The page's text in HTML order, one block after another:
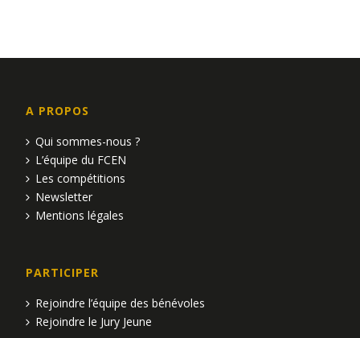
A PROPOS
Qui sommes-nous ?
L’équipe du FCEN
Les compétitions
Newsletter
Mentions légales
PARTICIPER
Rejoindre l’équipe des bénévoles
Rejoindre le Jury Jeune